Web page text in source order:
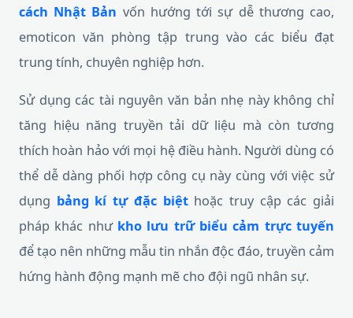
cách Nhật Bản vốn hướng tới sự dễ thương cao,
emoticon văn phòng tập trung vào các biểu đạt
trung tính, chuyên nghiệp hơn.
Sử dụng các tài nguyên văn bản nhẹ này không chỉ
tăng hiệu năng truyền tải dữ liệu mà còn tương
thích hoàn hảo với mọi hệ điều hành. Người dùng có
thể dễ dàng phối hợp công cụ này cùng với việc sử
dụng bảng kí tự đặc biệthoặc truy cập các giải
pháp khác như kho lưu trữ biểu cảm trực tuyến
để tạo nên những mẫu tin nhắn độc đáo, truyền cảm
hứng hành động mạnh mẽ cho đội ngũ nhân sự.